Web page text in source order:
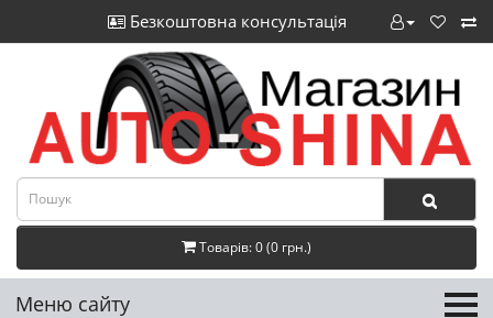
Безкоштовна консультація
Товарів: 0 (0 грн.)
Меню сайту